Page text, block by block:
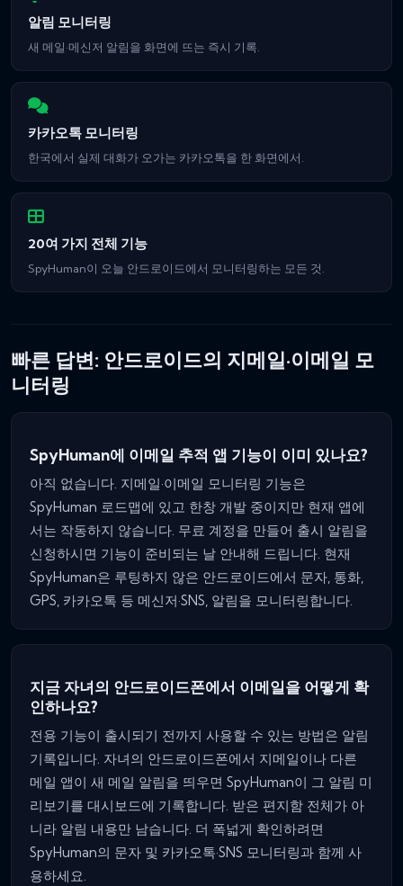
알림 모니터링
새 메일·메신저 알림을 화면에 뜨는 즉시 기록.
카카오톡 모니터링
한국에서 실제 대화가 오가는 카카오톡을 한 화면에서.
20여 가지 전체 기능
SpyHuman이 오늘 안드로이드에서 모니터링하는 모든 것.
빠른 답변: 안드로이드의 지메일·이메일 모
니터링
SpyHuman에 이메일 추적 앱 기능이 이미 있나요?
아직 없습니다. 지메일·이메일 모니터링 기능은
SpyHuman 로드맵에 있고 한창 개발 중이지만 현재 앱에
서는 작동하지 않습니다. 무료 계정을 만들어 출시 알림을
신청하시면 기능이 준비되는 날 안내해 드립니다. 현재
SpyHuman은 루팅하지 않은 안드로이드에서 문자, 통화,
GPS, 카카오톡 등 메신저·SNS, 알림을 모니터링합니다.
지금 자녀의 안드로이드폰에서 이메일을 어떻게 확
인하나요?
전용 기능이 출시되기 전까지 사용할 수 있는 방법은 알림
기록입니다. 자녀의 안드로이드폰에서 지메일이나 다른
메일 앱이 새 메일 알림을 띄우면 SpyHuman이 그 알림 미
리보기를 대시보드에 기록합니다. 받은 편지함 전체가 아
니라 알림 내용만 남습니다. 더 폭넓게 확인하려면
SpyHuman의 문자 및 카카오톡·SNS 모니터링과 함께 사
용하세요.